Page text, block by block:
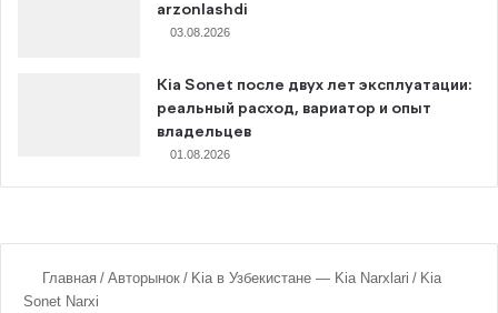
arzonlashdi
03.08.2026
Kia Sonet после двух лет эксплуатации:
реальный расход, вариатор и опыт
владельцев
01.08.2026